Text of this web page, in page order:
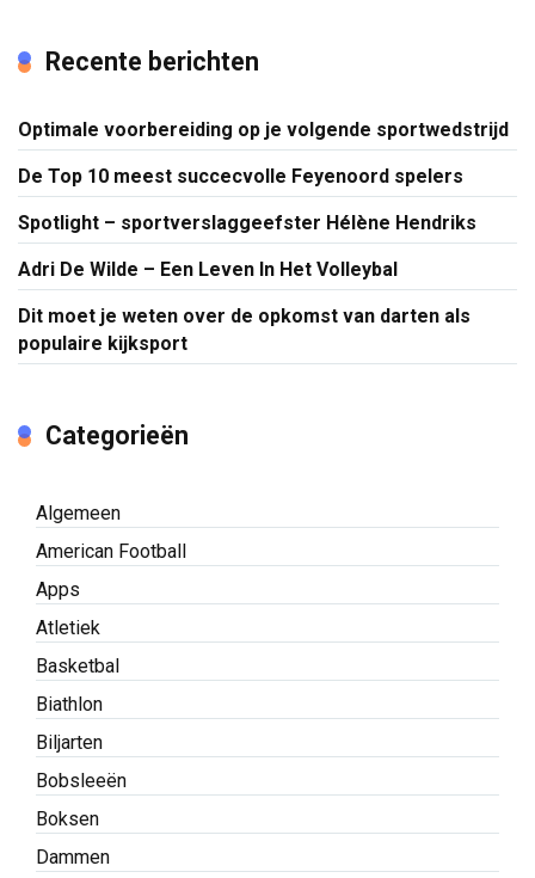
Recente berichten
Optimale voorbereiding op je volgende sportwedstrijd
De Top 10 meest succecvolle Feyenoord spelers
Spotlight – sportverslaggeefster Hélène Hendriks
Adri De Wilde – Een Leven In Het Volleybal
Dit moet je weten over de opkomst van darten als
populaire kijksport
Categorieën
Algemeen
American Football
Apps
Atletiek
Basketbal
Biathlon
Biljarten
Bobsleeën
Boksen
Dammen